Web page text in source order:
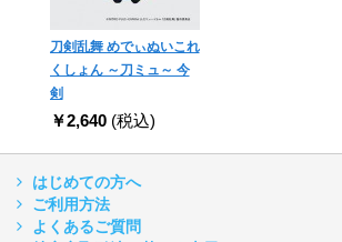
刀剣乱舞 めでぃぬいこれ
くしょん ～刀ミュ～ 今
剣
￥2,640 (税込)
はじめての方へ
ご利用方法
よくあるご質問